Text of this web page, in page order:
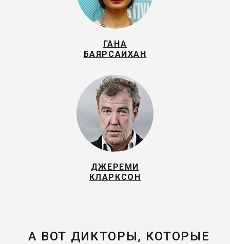
ГАНА
БАЯРСАИХАН
ДЖЕРЕМИ
КЛАРКСОН
А ВОТ ДИКТОРЫ, КОТОРЫЕ